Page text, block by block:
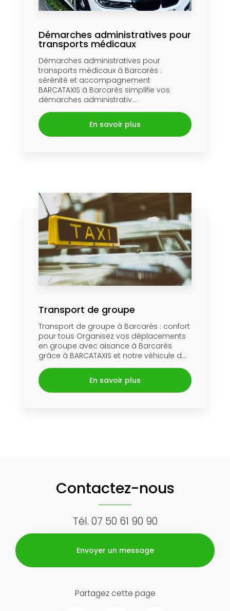
Démarches administratives pour
transports médicaux
Démarches administratives pour
transports médicaux à Barcarès :
sérénité et accompagnement
BARCATAXIS à Barcarès simplifie vos
démarches administrativ...
En savoir plus
Transport de groupe
Transport de groupe à Barcarès : confort
pour tous Organisez vos déplacements
en groupe avec aisance à Barcarès
grâce à BARCATAXIS et notre véhicule d...
En savoir plus
Contactez-nous
Tél. 07 50 61 90 90
Envoyer un message
Partagez cette page